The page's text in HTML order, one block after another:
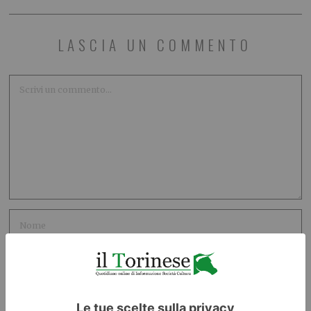
LASCIA UN COMMENTO